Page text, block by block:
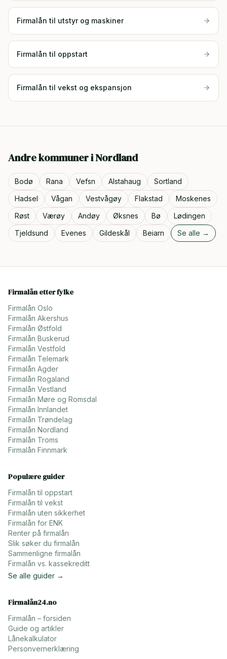
Firmalån til utstyr og maskiner
Firmalån til oppstart
Firmalån til vekst og ekspansjon
Andre kommuner iNordland
Bodø Rana Vefsn Alstahaug
Sortland
Hadsel
Vågan Vestvågøy Flakstad
Moskenes
Røst
Værøy Andøy Øksnes Bø
Lødingen
Tjeldsund
Evenes Gildeskål Beiarn Se alle →
Firmalån etter fylke
Firmalån Oslo
Firmalån Akershus
Firmalån Østfold
Firmalån Buskerud
Firmalån Vestfold
Firmalån Telemark
Firmalån Agder
Firmalån Rogaland
Firmalån Vestland
Firmalån Møre og Romsdal
Firmalån Innlandet
Firmalån Trøndelag
Firmalån Nordland
Firmalån Troms
Firmalån Finnmark
Populære guider
Firmalån til oppstart
Firmalån til vekst
Firmalån uten sikkerhet
Firmalån for ENK
Renter på firmalån
Slik søker du firmalån
Sammenligne firmalån
Firmalån vs. kassekreditt
Se alle guider →
Firmalån24.no
Firmalån – forsiden
Guide og artikler
Lånekalkulator
Personvernerklæring